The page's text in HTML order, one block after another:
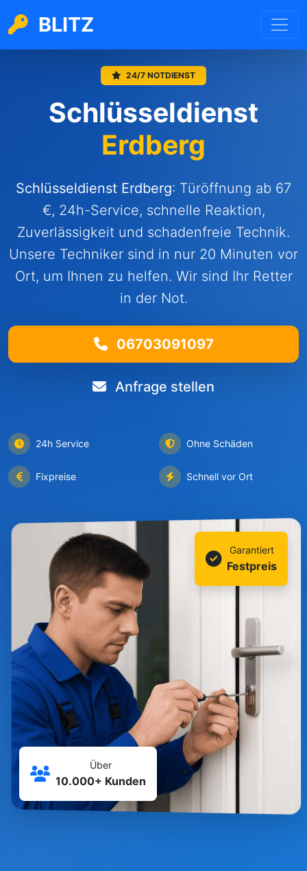
BLITZ
24/7 NOTDIENST
Schlüsseldienst
Erdberg
Schlüsseldienst Erdberg: Türöffnung ab 67
€, 24h-Service, schnelle Reaktion,
Zuverlässigkeit und schadenfreie Technik.
Unsere Techniker sind in nur 20 Minuten vor
Ort, um Ihnen zu helfen. Wir sind Ihr Retter
in der Not.
06703091097
Anfrage stellen
24h Service Ohne Schäden
Fixpreise Schnell vor Ort
Garantiert
Festpreis
Über
10.000+ Kunden